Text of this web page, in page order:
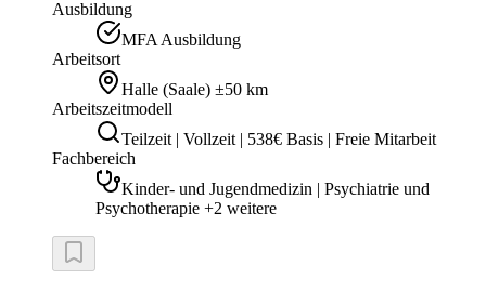
Ausbildung
MFA Ausbildung
Arbeitsort
Halle (Saale) ±50 km
Arbeitszeitmodell
Teilzeit | Vollzeit | 538€ Basis | Freie Mitarbeit
Fachbereich
Kinder- und Jugendmedizin | Psychiatrie und
Psychotherapie +2 weitere